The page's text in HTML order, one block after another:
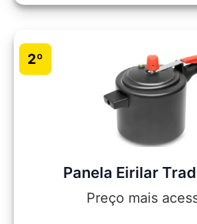
2º
Panela Eirilar
Preço mais